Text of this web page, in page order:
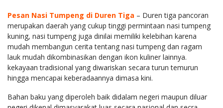
Pesan Nasi Tumpeng di Duren Tiga – Duren tiga pancoran
merupakan daerah yang cukup tinggi permintaan nasi tumpeng
kuning, nasi tumpeng juga dinilai memiliki kelebihan karena
mudah membangun cerita tentang nasi tumpeng dan ragam
lauk mudah dikombinasikan dengan ikon kuliner lainnya.
kekayaan tradisional yang diwariskan secara turun temurun
hingga mencapai keberadaannya dimasa kini.
Bahan baku yang diperoleh baik didalam negeri maupun diluar